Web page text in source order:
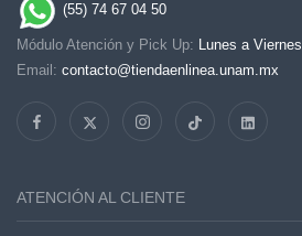
(55) 74 67 04 50
Módulo Atención y Pick Up:
Lunes a
Email: contacto@tiendaenlinea.unam.mx
ATENCIÓN AL CLIENTE